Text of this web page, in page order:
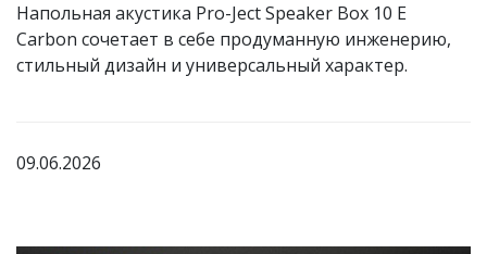
Напольная акустика Pro-Ject Speaker Box 10 E
Carbon сочетает в себе продуманную инженерию,
стильный дизайн и универсальный характер.
09.06.2026